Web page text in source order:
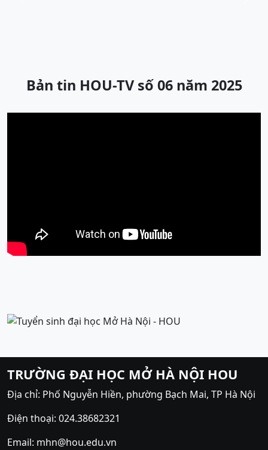
Bản tin HOU-TV số 06 năm 2025
TRƯỜNG ĐẠI HỌC MỞ HÀ NỘI HOU
Địa chỉ: Phố Nguyễn Hiền, phường Bạch Mai, TP Hà Nội
Điện thoại: 024.38682321
Email: mhn@hou.edu.vn